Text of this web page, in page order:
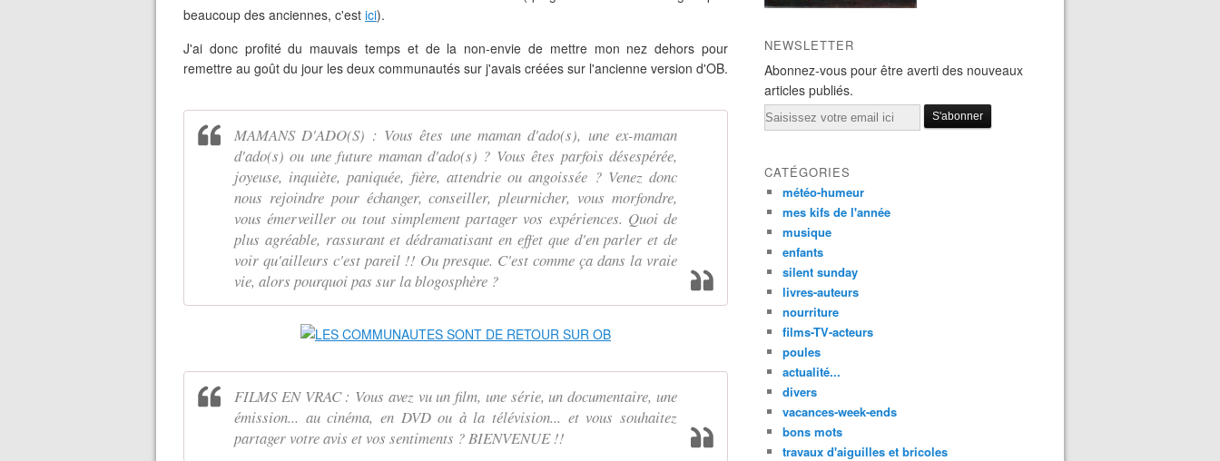
beaucoup des anciennes, c'est ici).
J'ai donc profité du mauvais temps et de la non-envie de mettre mon nez dehors pour
remettre au goût du jour les deux communautés sur j'avais créées sur l'ancienne version d'OB.
MAMANS D'ADO(S) : Vous êtes une maman d'ado(s), une ex-maman
d'ado(s) ou une future maman d'ado(s) ? Vous êtes parfois désespérée,
joyeuse, inquiète, paniquée, fière, attendrie ou angoissée ? Venez donc
nous rejoindre pour échanger, conseiller, pleurnicher, vous morfondre,
vous émerveiller ou tout simplement partager vos expériences. Quoi de
plus agréable, rassurant et dédramatisant en effet que d'en parler et de
voir qu'ailleurs c'est pareil !! Ou presque. C'est comme ça dans la vraie
vie, alors pourquoi pas sur la blogosphère ?
FILMS EN VRAC : Vous avez vu un film, une série, un documentaire, une
émission... au cinéma, en DVD ou à la télévision... et vous souhaitez
partager votre avis et vos sentiments ? BIENVENUE !!
NEWSLETTER
Abonnez-vous pour être averti des nouveaux
articles publiés.
Email
CATÉGORIES
météo-humeur
mes kifs de l'année
musique
enfants
silent sunday
livres-auteurs
nourriture
films-TV-acteurs
poules
actualité...
divers
vacances-week-ends
bons mots
travaux d'aiguilles et bricoles